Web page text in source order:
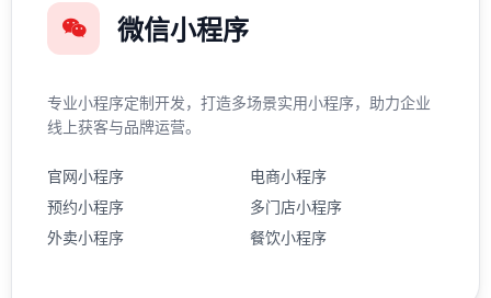
微信小程序
专业小程序定制开发，打造多场景实用小程序，助力企业
线上获客与品牌运营。
官网小程序
电商小程序
预约小程序
多门店小程序
外卖小程序
餐饮小程序